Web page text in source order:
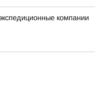
компании